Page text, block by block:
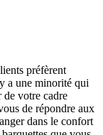
préfèrent
a une minorité qui
de votre cadre
de répondre aux
dans le confort